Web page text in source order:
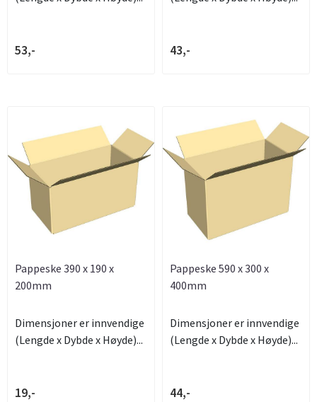
53,- 43,-
Pappeske 390 x 190 x
200mm
Dimensjoner er innvendige
(Lengde x Dybde x Høyde)...
19,-
Pappeske 590 x 300 x
400mm
Dimensjoner er innvendige
(Lengde x Dybde x Høyde)...
44,-